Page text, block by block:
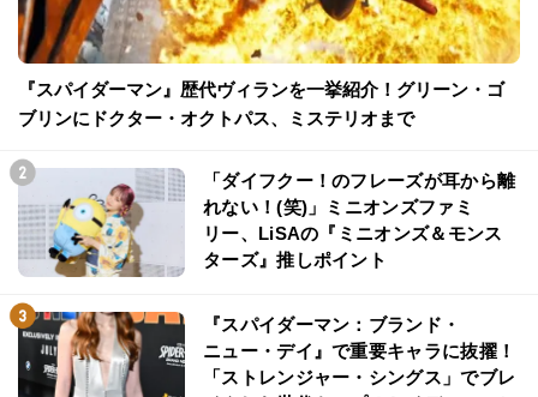
『スパイダーマン』歴代ヴィランを一挙紹介！グリーン・ゴ
ブリンにドクター・オクトパス、ミステリオまで
「ダイフクー！のフレーズが耳から離
れない！(笑)」ミニオンズファミ
リー、LiSAの『ミニオンズ＆モンス
ターズ』推しポイント
『スパイダーマン：ブランド・
ニュー・デイ』で重要キャラに抜擢！
「ストレンジャー・シングス」でブレ